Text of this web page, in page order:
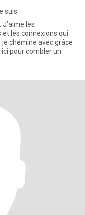
suis.
les
les connexions qui
je chemine avec grâce
pour combler un